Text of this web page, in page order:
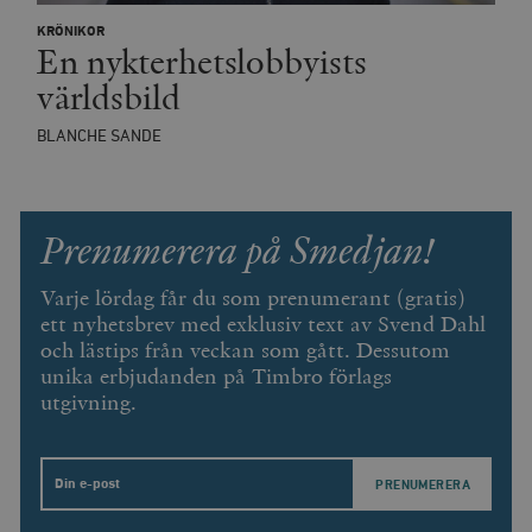
KRÖNIKOR
En nykterhetslobbyists
världsbild
BLANCHE SANDE
Prenumerera på Smedjan!
Varje lördag får du som prenumerant (gratis)
ett nyhetsbrev med exklusiv text av Svend Dahl
och lästips från veckan som gått. Dessutom
unika erbjudanden på Timbro förlags
utgivning.
Email
{32}
__cf_bm
_hjAbsoluteSessionInProgress
.timbro.se